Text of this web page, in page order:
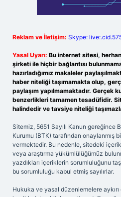
Reklam ve İletişim: Skype:
Yasal Uyarı: Bu internet sitesi,
şirketi ile hiçbir bağlantısı
hazırladığımız makaleler
haber niteliği taşımamakta olup,
paylaşım yapılmamaktadır. Gerçek
benzerlikleri tamamen tesadüfidir.
halindedir ve tavsiye niteliği
Sitemiz, 5651 Sayılı Kanun gereğince
Kurumu (BTK) tarafından onaylanmış
vermektedir. Bu nedenle, sitedeki
veya araştırma yükümlülüğümüz
yazdıkları içeriklerin sorumluluğunu
bu sorumluluğu kabul etmiş sayılırlar.
Hukuka ve yasal düzenlemelere